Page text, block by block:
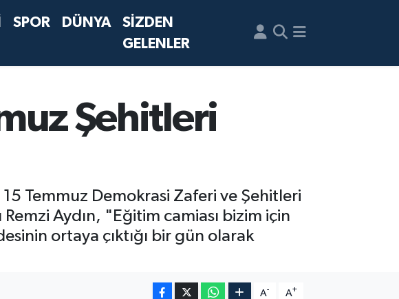
SPOR DÜNYA
SİZDEN
GELENLER
Şehitleri
Temmuz Demokrasi Zaferi ve Şehitleri
Aydın, "Eğitim camiası bizim için
ortaya çıktığı bir gün olarak
A- A+